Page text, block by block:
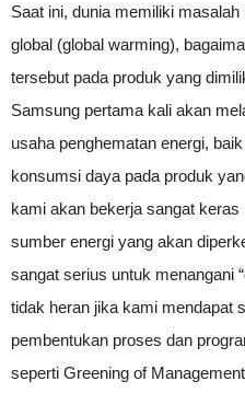
Saat ini, dunia memiliki
global (global warming),
tersebut pada produk yang
Samsung pertama kali akan
usaha penghematan energi,
konsumsi daya pada produk
kami akan bekerja sangat
sumber energi yang akan
sangat serius untuk menangani
tidak heran jika kami mendapat
pembentukan proses dan
seperti Greening of